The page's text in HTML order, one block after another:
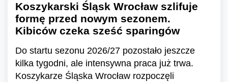
Koszykarski Śląsk Wrocław szlifuje
formę przed nowym sezonem.
Kibiców czeka sześć sparingów
Do startu sezonu 2026/27 pozostało jeszcze
kilka tygodni, ale intensywna praca już trwa.
Koszykarze Śląska Wrocław rozpoczęli